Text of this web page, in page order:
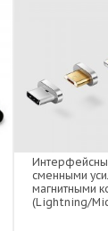
сменными
магнитными
(Lightning/
световым